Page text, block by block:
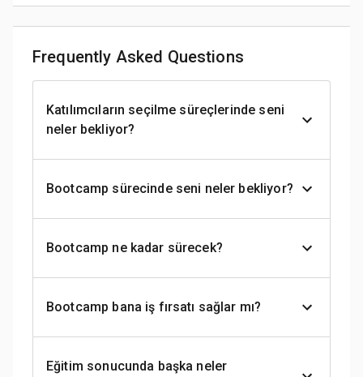
Frequently Asked Questions
Katılımcıların seçilme süreçlerinde seni
neler bekliyor?
Bootcamp sürecinde seni neler bekliyor?
Bootcamp ne kadar sürecek?
Bootcamp bana iş fırsatı sağlar mı?
Eğitim sonucunda başka neler